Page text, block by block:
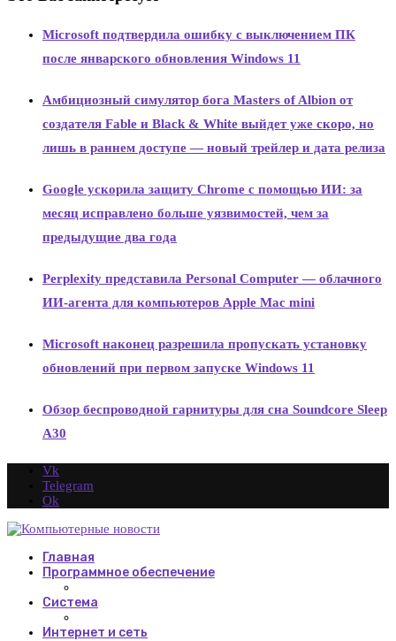
Microsoft подтвердила ошибку с выключением ПК
после январского обновления Windows 11
Амбициозный симулятор бога Masters of Albion от
создателя Fable и Black & White выйдет уже скоро, но
лишь в раннем доступе — новый трейлер и дата релиза
Google ускорила защиту Chrome с помощью ИИ: за
месяц исправлено больше уязвимостей, чем за
предыдущие два года
Perplexity представила Personal Computer — облачного
ИИ-агента для компьютеров Apple Mac mini
Microsoft наконец разрешила пропускать установку
обновлений при первом запуске Windows 11
Обзор беспроводной гарнитуры для сна Soundcore Sleep
A30
Vk
Telegram
Ok
Главная
Программное обеспечение
Система
Интернет и сеть